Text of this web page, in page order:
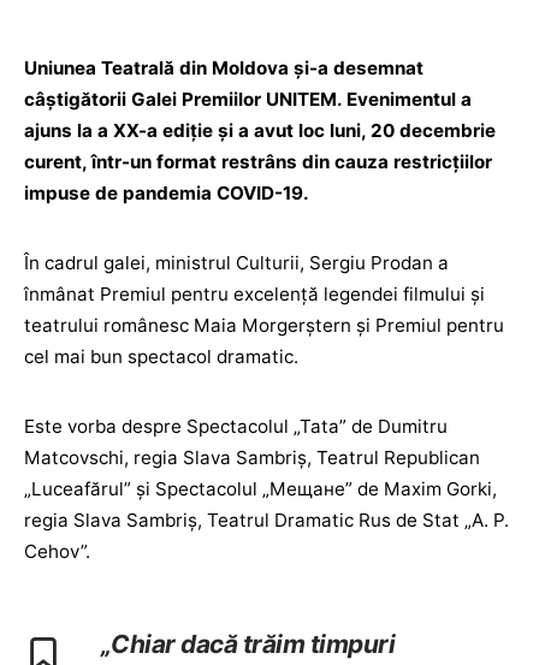
Uniunea Teatrală din Moldova și-a desemnat
câștigătorii Galei Premiilor UNITEM. Evenimentul a
ajuns la a XX-a ediție și a avut loc luni, 20 decembrie
curent, într-un format restrâns din cauza restricțiilor
impuse de pandemia COVID-19.
În cadrul galei, ministrul Culturii, Sergiu Prodan a
înmânat Premiul pentru excelență legendei filmului și
teatrului românesc Maia Morgerștern și Premiul pentru
cel mai bun spectacol dramatic.
Este vorba despre Spectacolul „Tata” de Dumitru
Matcovschi, regia Slava Sambriş, Teatrul Republican
„Luceafărul” și Spectacolul „Мещане” de Maxim Gorki,
regia Slava Sambriş, Teatrul Dramatic Rus de Stat „A. P.
Cehov”.
„Chiar dacă trăim timpuri